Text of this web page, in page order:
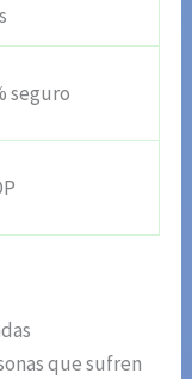
seguro
que sufren